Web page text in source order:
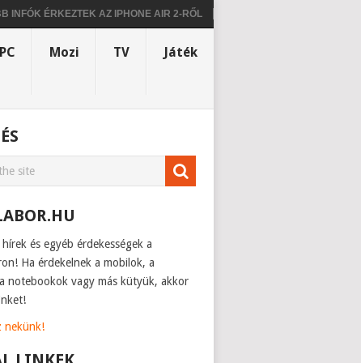
ÉRKEZTEK AZ IPHONE AIR 2-RŐL KISZIVÁRGOTT A MOTOROLA
PC Mozi TV Játék
hírek és egyéb érdekességek a
Ha érdekelnek a mobilok, a
notebookok vagy más kütyük, akkor
nekünk!